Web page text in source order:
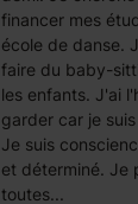
financer mes
école de danse.
faire du baby-
les enfants. J'ai
garder car je
Je suis
et déterminé. Je
toutes...